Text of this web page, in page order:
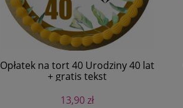
Opłatek na tort 40 Urodziny 40 lat
+ gratis tekst
13,90 zł